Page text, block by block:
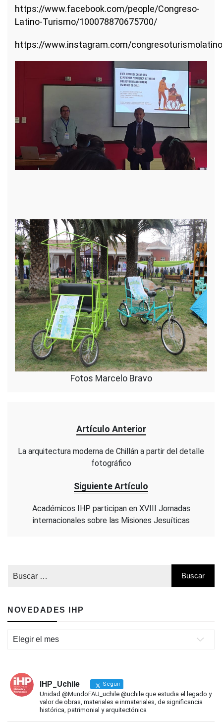
https://www.facebook.com/people/Congreso-
Latino-Turismo/100078870675700/
https://www.instagram.com/
Fotos Marcelo Bravo
Artículo Anterior
La arquitectura moderna de Chillán a partir del detalle
fotográfico
Siguiente Artículo
Académicos IHP participan en XVIII Jornadas
internacionales sobre las Misiones Jesuíticas
NOVEDADES IHP
Novedades
IHP_Uchile Seguir
Unidad @MundoFAU_uchile @uchile que estudia el legado y
valor de obras, materiales e inmateriales, de significancia
histórica, patrimonial y arquitectónica